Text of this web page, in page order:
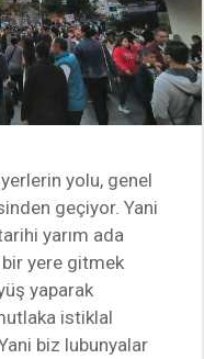
yolu, genel
geçiyor. Yani
yarım ada
yere gitmek
yaparak
istiklal
biz lubunyalar